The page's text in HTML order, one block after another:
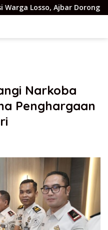
Ajbar Dorong Desa Jadi
Narkoba
Penghargaan